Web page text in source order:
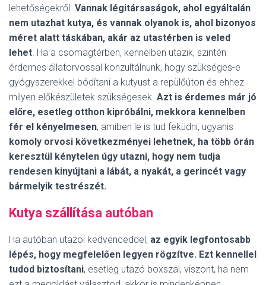
lehetőségekről. Vannak légitársaságok, ahol egyáltalán
nem utazhat kutya, és vannak olyanok is, ahol bizonyos
méret alatt táskában, akár az utastérben is veled
lehet. Ha a csomagtérben, kennelben utazik, szintén
érdemes állatorvossal konzultálnunk, hogy szükséges-e
gyógyszerekkel bódítani a kutyust a repülőúton és ehhez
milyen előkészületek szükségesek. Azt is érdemes már jó
előre, esetleg otthon kipróbálni, mekkora kennelben
fér el kényelmesen, amiben le is tud feküdni, ugyanis
komoly orvosi következményei lehetnek, ha több órán
keresztül kénytelen úgy utazni, hogy nem tudja
rendesen kinyújtani a lábát, a nyakát, a gerincét vagy
bármelyik testrészét.
Kutya szállítása autóban
Ha autóban utazol kedvenceddel, az egyik legfontosabb
lépés, hogy megfelelően legyen rögzítve. Ezt kennellel
tudod biztosítani, esetleg utazó boxszal, viszont, ha nem